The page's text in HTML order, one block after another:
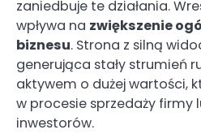
zaniedbuje te działania.
wpływa na zwiększenie
biznesu. Strona z silną
generująca stały strumień
aktywem o dużej wartości,
w procesie sprzedaży firmy
inwestorów.